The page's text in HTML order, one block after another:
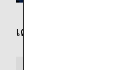
เครื่องบินเจ็ตสุดพิเศษ